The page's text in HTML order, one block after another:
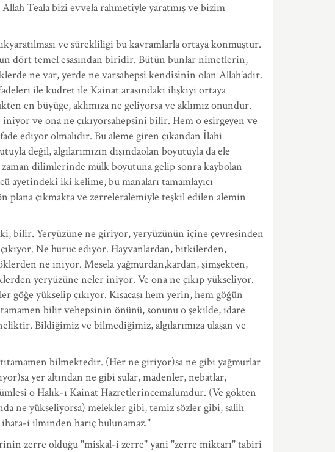
Teala bizi evvela rahmetiyle yaratmış ve bizim
ve sürekliliği bu kavramlarla ortaya konmuştur.
dört temel esasından biridir. Bütün bunlar nimetlerin,
ne var, yerde ne varsahepsi kendisinin olan Allah’adır.
ile kudret ile Kainat arasındaki ilişkiyi ortaya
en büyüğe, aklımıza ne geliyorsa ve aklımız onundur.
ve ona ne çıkıyorsahepsini bilir. Hem o esirgeyen ve
ediyor olmalıdır. Bu aleme giren çıkandan İlahi
değil, algılarımızın dışındaolan boyutuyla da ele
zaman dilimlerinde mülk boyutuna gelip sonra kaybolan
iki kelime, bu manaları tamamlayıcı
plana çıkmakta ve zerreleralemiyle teşkil edilen alemin
bilir. Yeryüzüne ne giriyor, yeryüzünün içine çevresinden
Ne huruc ediyor. Hayvanlardan, bitkilerden,
ne iniyor. Mesela yağmurdan,kardan, şimşekten,
yeryüzüne neler iniyor. Ve ona ne çıkıp yükseliyor.
yükselip çıkıyor. Kısacası hem yerin, hem göğün
bilir vehepsinin önünü, sonunu o şekilde, idare
Bildiğimiz ve bilmediğimiz, algılarımıza ulaşan ve
bilmektedir. (Her ne giriyor)sa ne gibi yağmurlar
yer altından ne gibi sular, madenler, nebatlar,
o Halık-ı Kainat Hazretlerincemalumdur. (Ve gökten
ne yükseliyorsa) melekler gibi, temiz sözler gibi, salih
i ilminden hariç bulunamaz."
zerre olduğu "miskal-i zerre" yani "zerre miktarı" tabiri